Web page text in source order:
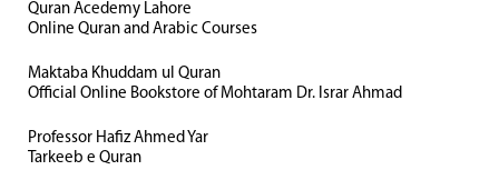
Quran Acedemy Lahore
Online Quran and Arabic Courses
Maktaba Khuddam ul Quran
Official Online Bookstore of Mohtaram Dr. Israr Ahmad
Professor Hafiz Ahmed Yar
Tarkeeb e Quran